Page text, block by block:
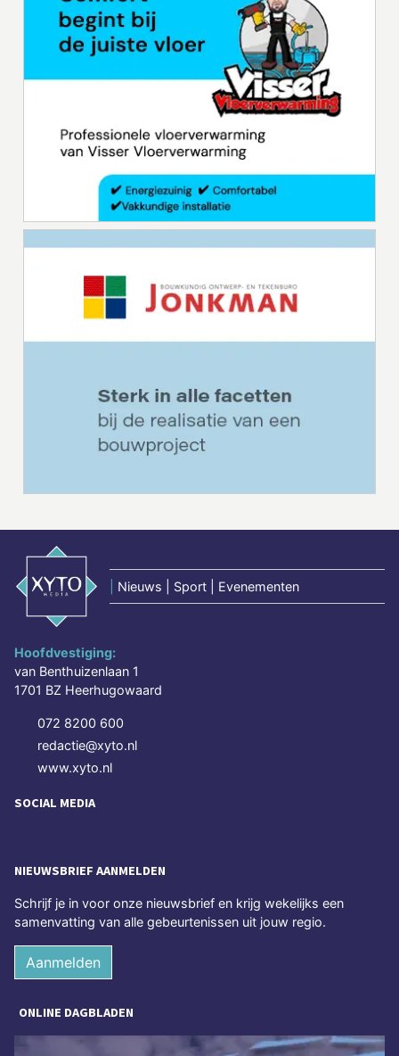
Nieuws | Sport | Evenementen
Hoofdvestiging:
van Benthuizenlaan 1
1701 BZ Heerhugowaard
072 8200 600
redactie@xyto.nl
www.xyto.nl
SOCIAL MEDIA
NIEUWSBRIEF AANMELDEN
Schrijf je in voor onze nieuwsbrief en krijg wekelijks een
samenvatting van alle gebeurtenissen uit jouw regio.
Aanmelden
ONLINE DAGBLADEN